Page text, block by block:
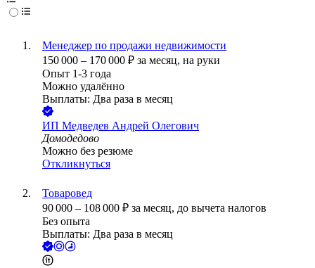
Менеджер по продажи недвижимости
150 000 – 170 000 ₽ за месяц, на руки
Опыт 1-3 года
Можно удалённо
Выплаты: Два раза в месяц
ИП Медведев Андрей Олегович
Домодедово
Можно без резюме
Откликнуться
Товаровед
90 000 – 108 000 ₽ за месяц, до вычета налогов
Без опыта
Выплаты: Два раза в месяц